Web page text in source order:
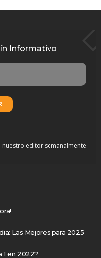
Informativo
nuestro editor semanalmente
Las Mejores para 2025
1 en 2022?